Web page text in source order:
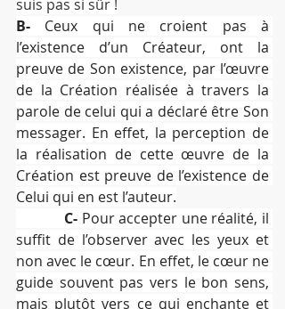
suis pas si sûr !
B- Ceux qui ne croient pas à
l’existence d’un Créateur, ont la
preuve de Son existence, par l’œuvre
de la Création réalisée à travers la
parole de celui qui a déclaré être Son
messager. En effet, la perception de
la réalisation de cette œuvre de la
Création est preuve de l’existence de
Celui qui en est l’auteur.
C- Pour accepter une réalité, il
suffit de l’observer avec les yeux et
non avec le cœur. En effet, le cœur ne
guide souvent pas vers le bon sens,
mais plutôt vers ce qui enchante et